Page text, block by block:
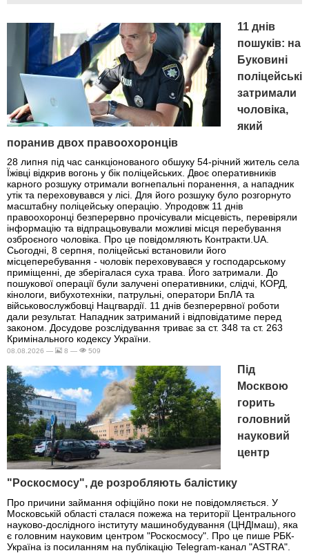
11 днів
пошуків: на
Буковині
поліцейські
затримали
чоловіка,
який
поранив двох правоохоронців
28 липня під час санкціонованого обшуку 54-річний житель села
Їжівці відкрив вогонь у бік поліцейських. Двоє оперативників
карного розшуку отримали вогнепальні поранення, а нападник
утік та переховувався у лісі. Для його розшуку було розгорнуто
масштабну поліцейську операцію. Упродовж 11 днів
правоохоронці безперервно прочісували місцевість, перевіряли
інформацію та відпрацьовували можливі місця перебування
озброєного чоловіка. Про це повідомляють Контракти.UA.
Сьогодні, 8 серпня, поліцейські встановили його
місцеперебування - чоловік переховувався у господарському
приміщенні, де зберігалася суха трава. Його затримали. До
пошукової операції були залучені оперативники, слідчі, КОРД,
кінологи, вибухотехніки, патрульні, оператори БпЛА та
військовослужбовці Нацгвардії. 11 днів безперервної роботи
дали результат. Нападник затриманий і відповідатиме перед
законом. Досудове розслідування триває за ст. 348 та ст. 263
Кримінального кодексу України.
08.08.2026 — 8 — 509
Під
Москвою
горить
головний
науковий
центр
"Роскосмосу", де розробляють балістику
Про причини займання офіційно поки не повідомляється. У
Московській області сталася пожежа на території Центрального
науково-дослідного інституту машинобудування (ЦНДІмаш), яка
є головним науковим центром "Роскосмосу". Про це пише РБК-
Україна із посиланням на публікацію Telegram-канал "ASTRA".